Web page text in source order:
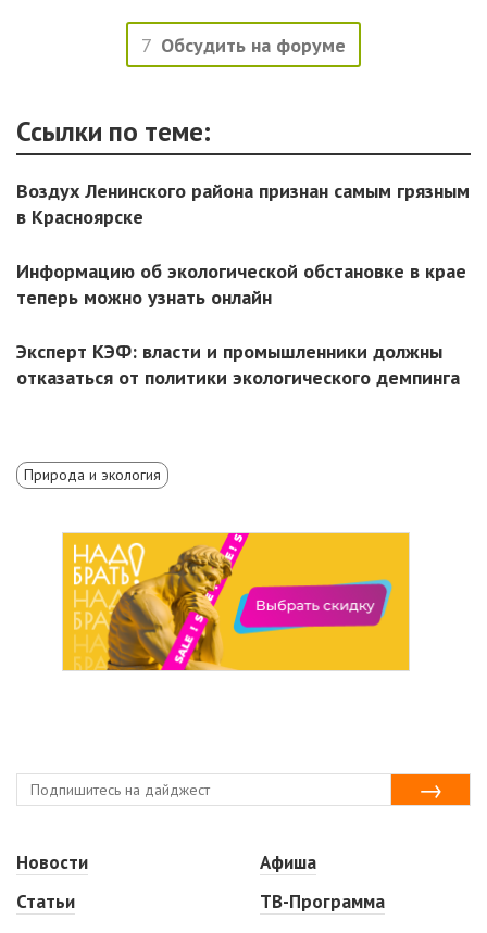
7 Обсудить на форуме
Ссылки по теме:
Воздух Ленинского района признан самым грязным
в Красноярске
Информацию об экологической обстановке в крае
теперь можно узнать онлайн
Эксперт КЭФ: власти и промышленники должны
отказаться от политики экологического демпинга
Природа и экология
Новости
Статьи
Афиша
ТВ-Программа